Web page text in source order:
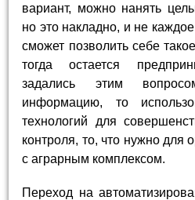
вариант, можно нанять
но это накладно, и не
сможет позволить себе
тогда остается
задались этим
информацию, то
технологий для
контроля, то, что нужно для
с аграрным комплексом.
Переход на